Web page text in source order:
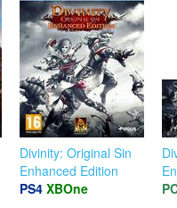
Divinity: Original Sin
Enhanced Edition
PS4 XBOne